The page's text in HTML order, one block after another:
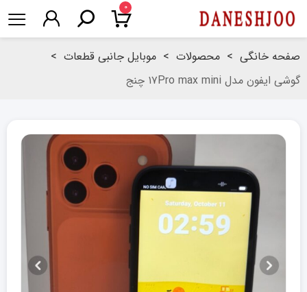
۰
صفحه خانگی > محصولات > موبایل جانبی قطعات >
گوشی ایفون مدل ۱۷Pro max mini چنج